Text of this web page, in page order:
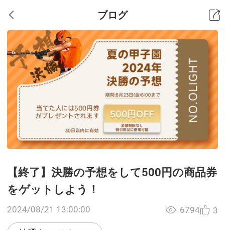
ブログ
【終了】決勝の予想をして500円の商品券
をゲットしよう！
2024/08/21 13:00:00 6794 3